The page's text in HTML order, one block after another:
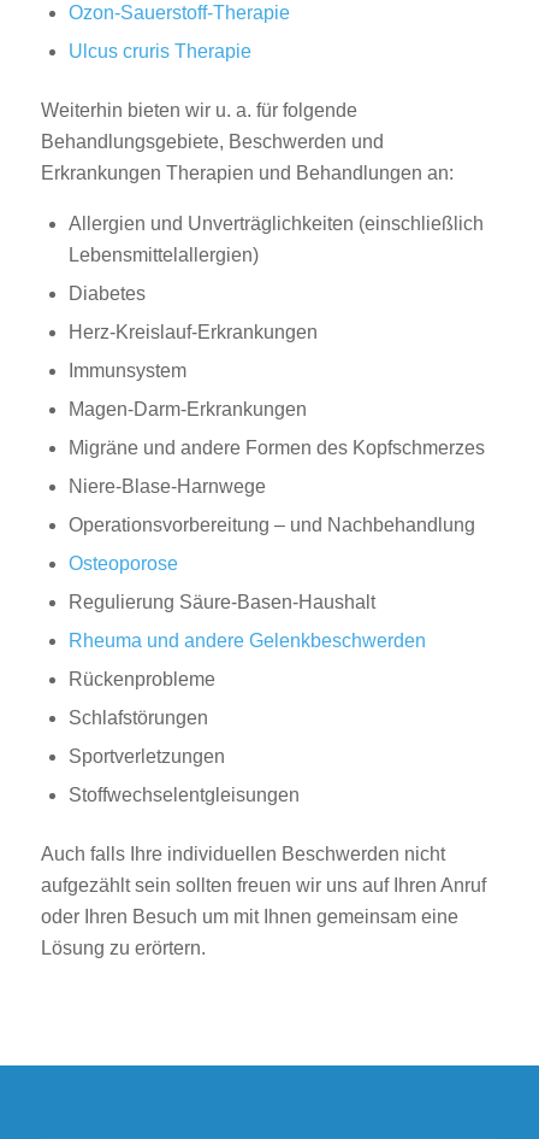
Ozon-Sauerstoff-Therapie
Ulcus cruris Therapie
Weiterhin bieten wir u. a. für folgende
Behandlungsgebiete, Beschwerden und
Erkrankungen Therapien und Behandlungen an:
Allergien und Unverträglichkeiten (einschließlich
Lebensmittelallergien)
Diabetes
Herz-Kreislauf-Erkrankungen
Immunsystem
Magen-Darm-Erkrankungen
Migräne und andere Formen des Kopfschmerzes
Niere-Blase-Harnwege
Operationsvorbereitung – und Nachbehandlung
Osteoporose
Regulierung Säure-Basen-Haushalt
Rheuma und andere Gelenkbeschwerden
Rückenprobleme
Schlafstörungen
Sportverletzungen
Stoffwechselentgleisungen
Auch falls Ihre individuellen Beschwerden nicht
aufgezählt sein sollten freuen wir uns auf Ihren Anruf
oder Ihren Besuch um mit Ihnen gemeinsam eine
Lösung zu erörtern.